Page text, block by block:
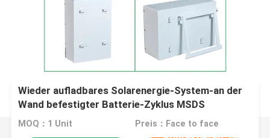
Wieder aufladbares Solarenergie-System-an der
Wand befestigter Batterie-Zyklus MSDS
MOQ：1 Unit Preis：Face to face